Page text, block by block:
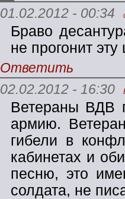
01.02.2012 - 00:34
Браво
не прогонит
Ответить
02.02.2012 - 16:30
Ветераны ВДВ
армию.
гибели в
кабинетах и
песню, это
солдата, не